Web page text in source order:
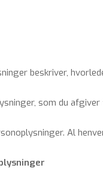
be­skri­ver,
som du
Al